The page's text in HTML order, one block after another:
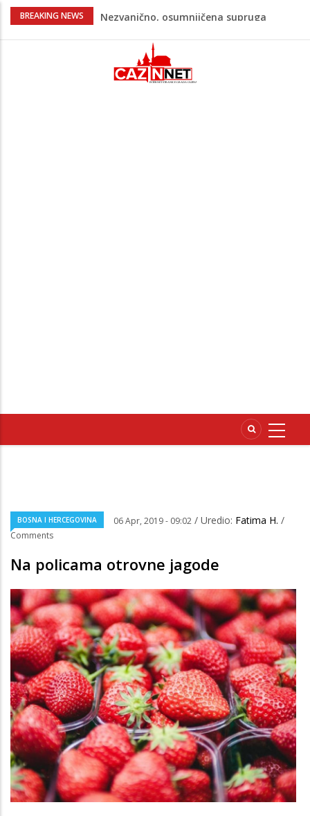
BREAKING NEWS
Na Ahiret preselila Bešić (rođ. Blažević)
Na Ahiret preselio ŠUPUK (Refik) ŠEFIK
Evo koje države su zasad za, a koje
protiv Infantina na izborima: Srbija i
BOSNA I HERCEGOVINA 06 Apr, 2019 - 09:02 / Uredio: Fatima H. /
Comments
Na policama otrovne jagode